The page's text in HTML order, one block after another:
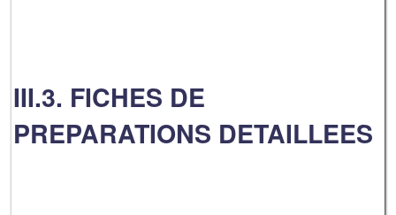
III.3. FICHES DE
PREPARATIONS DETAILLEES